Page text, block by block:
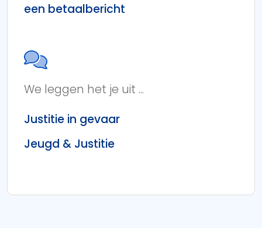
een betaalbericht
We leggen het je uit ...
Justitie in gevaar
Jeugd & Justitie